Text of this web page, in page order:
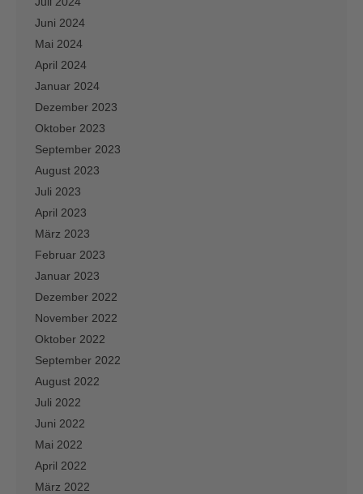
Juni 2024
Mai 2024
April 2024
Januar 2024
Dezember 2023
Oktober 2023
September 2023
August 2023
Juli 2023
April 2023
März 2023
Februar 2023
Januar 2023
Dezember 2022
November 2022
Oktober 2022
September 2022
August 2022
Juli 2022
Juni 2022
Mai 2022
April 2022
März 2022